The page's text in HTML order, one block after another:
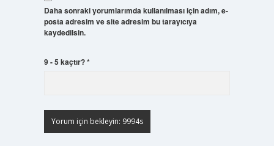
Daha sonraki yorumlarımda kullanılması için adım, e-
posta adresim ve site adresim bu tarayıcıya
kaydedilsin.
9 - 5 kaçtır?*